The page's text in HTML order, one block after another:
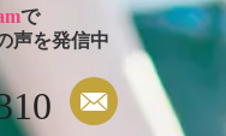
で
声を発信中